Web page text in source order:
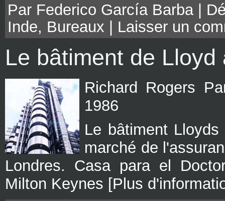
Par Federico García Barba |
Inde, Bureaux Laisser un
Le bâtiment de Lloyd
Richard Rogers
1986
Le bâtiment
marché de
Londres. Casa para el
Milton Keynes [Plus